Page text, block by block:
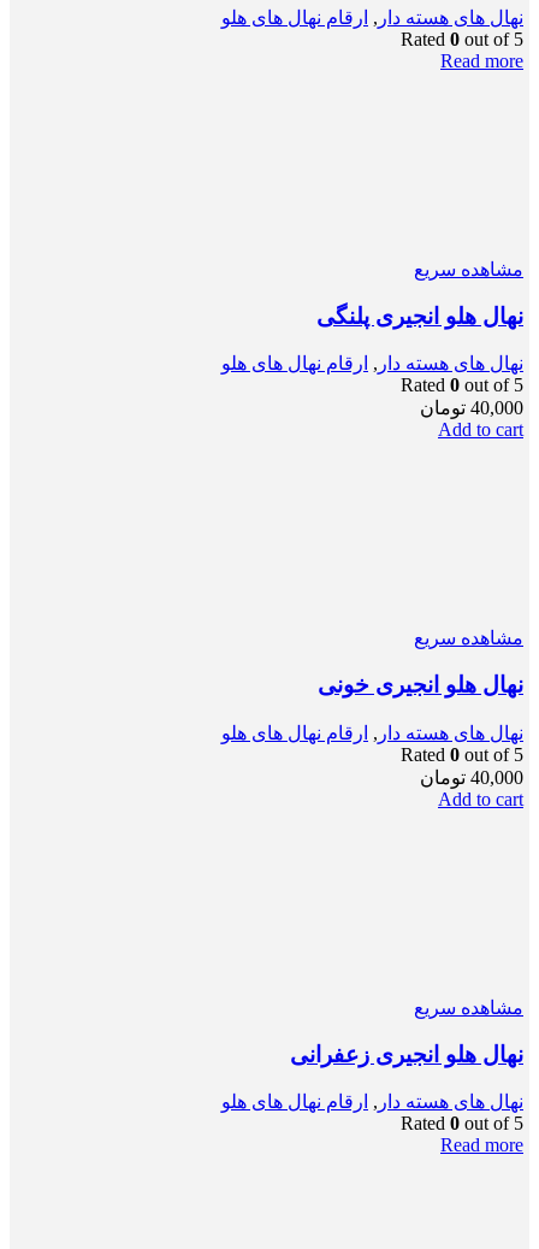
نهال های هسته دار , ارقام نهال های هلو
Rated 0 out of 5
Read more
مشاهده سریع
نهال هلو انجیری پلنگی
نهال های هسته دار , ارقام نهال های هلو
Rated 0 out of 5
40,000 تومان
Add to cart
مشاهده سریع
نهال هلو انجیری خونی
نهال های هسته دار , ارقام نهال های هلو
Rated 0 out of 5
40,000 تومان
Add to cart
مشاهده سریع
نهال هلو انجیری زعفرانی
نهال های هسته دار , ارقام نهال های هلو
Rated 0 out of 5
Read more